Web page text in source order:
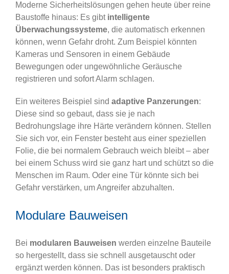
Moderne Sicherheitslösungen gehen heute über reine
Baustoffe hinaus: Es gibt intelligente
Überwachungssysteme, die automatisch erkennen
können, wenn Gefahr droht. Zum Beispiel könnten
Kameras und Sensoren in einem Gebäude
Bewegungen oder ungewöhnliche Geräusche
registrieren und sofort Alarm schlagen.
Ein weiteres Beispiel sind adaptive Panzerungen:
Diese sind so gebaut, dass sie je nach
Bedrohungslage ihre Härte verändern können. Stellen
Sie sich vor, ein Fenster besteht aus einer speziellen
Folie, die bei normalem Gebrauch weich bleibt – aber
bei einem Schuss wird sie ganz hart und schützt so die
Menschen im Raum. Oder eine Tür könnte sich bei
Gefahr verstärken, um Angreifer abzuhalten.
Modulare Bauweisen
Bei modularen Bauweisen werden einzelne Bauteile
so hergestellt, dass sie schnell ausgetauscht oder
ergänzt werden können. Das ist besonders praktisch